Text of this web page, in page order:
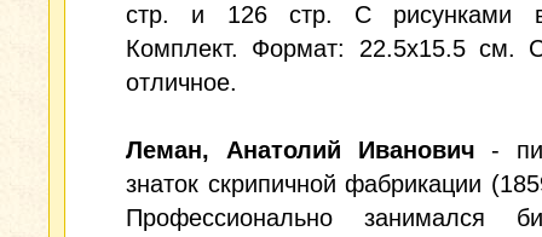
стр. и 126 стр. С рисунками в
Комплект. Формат: 22.5x15.5 см.
отличное.
Леман, Анатолий Иванович -
знаток скрипичной фабрикации
Профессионально занимался